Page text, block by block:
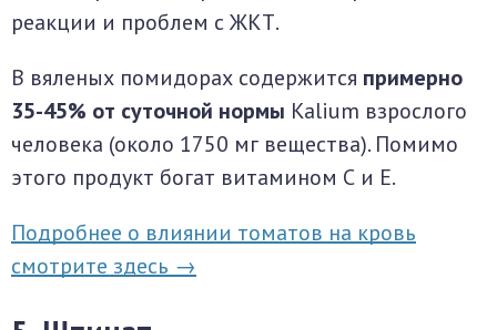
реакции и проблем с ЖКТ.
В вяленых помидорах содержится примерно
35-45% от суточной нормы Kalium взрослого
человека (около 1750 мг вещества). Помимо
этого продукт богат витамином С и Е.
Подробнее о влиянии томатов на кровь
смотрите здесь →